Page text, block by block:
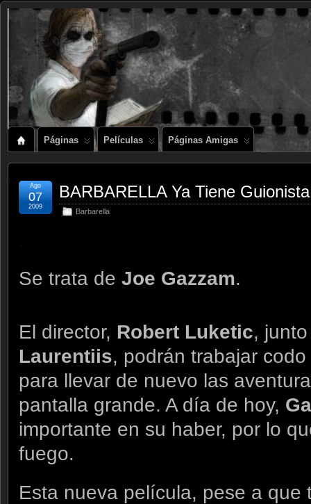
Páginas Películas Páginas Amigas
BARBARELLA Ya Tiene Guionista
Barbarella
Ago
07
2009
Se trata de Joe Gazzam.
El director, Robert Luketic,
Laurentiis, podrán trabajar
para llevar de nuevo las
pantalla grande. A día de hoy,
importante en su haber, por lo
fuego.
Esta nueva película, pese a que